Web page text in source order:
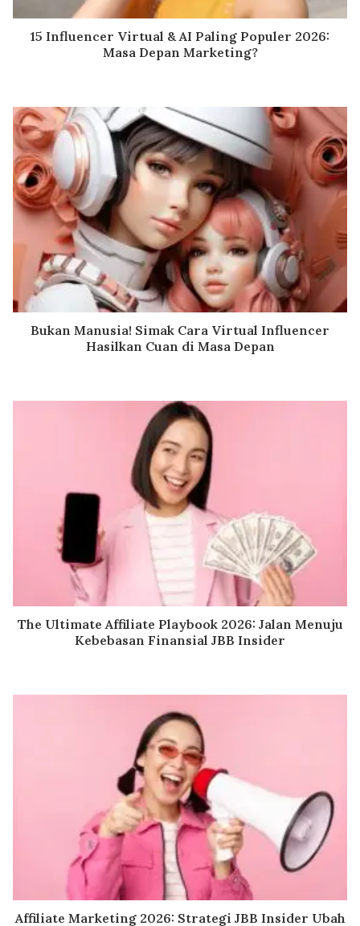
15 Influencer Virtual & AI Paling Populer 2026:
Masa Depan Marketing?
Bukan Manusia! Simak Cara Virtual Influencer
Hasilkan Cuan di Masa Depan
The Ultimate Affiliate Playbook 2026: Jalan Menuju
Kebebasan Finansial JBB Insider
Affiliate Marketing 2026: Strategi JBB Insider Ubah